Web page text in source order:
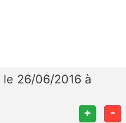
le 26/06/2016 à
+ -